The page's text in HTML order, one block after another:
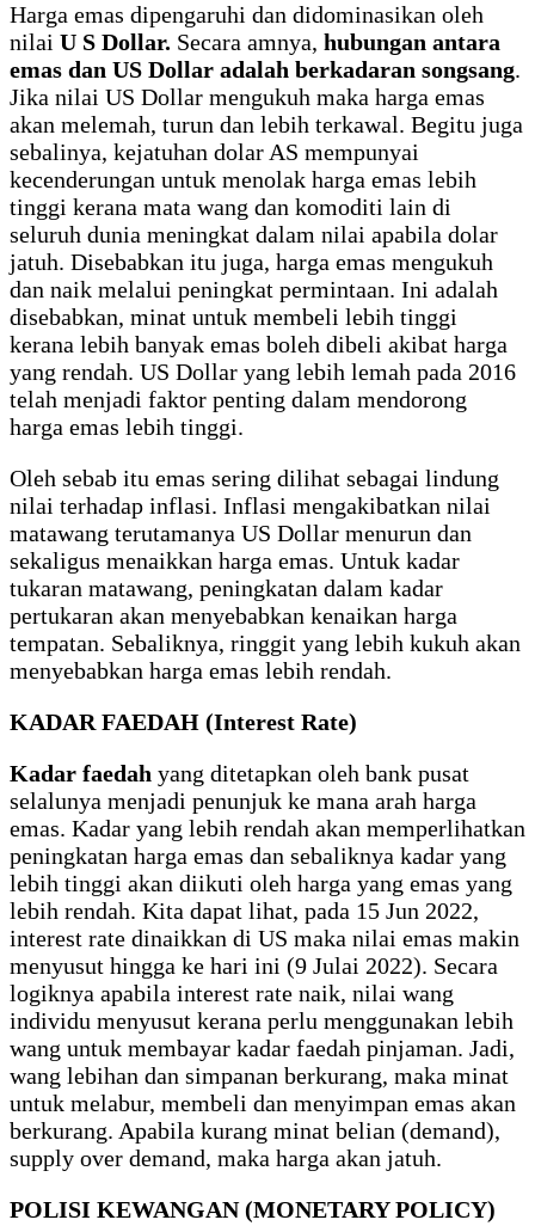
Harga emas dipengaruhi dan didominasikan oleh
nilai U S Dollar. Secara amnya, hubungan antara
emas dan US Dollar adalah berkadaran songsang.
Jika nilai US Dollar mengukuh maka harga emas
akan melemah, turun dan lebih terkawal. Begitu juga
sebalinya, kejatuhan dolar AS mempunyai
kecenderungan untuk menolak harga emas lebih
tinggi kerana mata wang dan komoditi lain di
seluruh dunia meningkat dalam nilai apabila dolar
jatuh. Disebabkan itu juga, harga emas mengukuh
dan naik melalui peningkat permintaan. Ini adalah
disebabkan, minat untuk membeli lebih tinggi
kerana lebih banyak emas boleh dibeli akibat harga
yang rendah. US Dollar yang lebih lemah pada 2016
telah menjadi faktor penting dalam mendorong
harga emas lebih tinggi.
Oleh sebab itu emas sering dilihat sebagai lindung
nilai terhadap inflasi. Inflasi mengakibatkan nilai
matawang terutamanya US Dollar menurun dan
sekaligus menaikkan harga emas. Untuk kadar
tukaran matawang, peningkatan dalam kadar
pertukaran akan menyebabkan kenaikan harga
tempatan. Sebaliknya, ringgit yang lebih kukuh akan
menyebabkan harga emas lebih rendah.
KADAR FAEDAH (Interest Rate)
Kadar faedah yang ditetapkan oleh bank pusat
selalunya menjadi penunjuk ke mana arah harga
emas. Kadar yang lebih rendah akan memperlihatkan
peningkatan harga emas dan sebaliknya kadar yang
lebih tinggi akan diikuti oleh harga yang emas yang
lebih rendah. Kita dapat lihat, pada 15 Jun 2022,
interest rate dinaikkan di US maka nilai emas makin
menyusut hingga ke hari ini (9 Julai 2022). Secara
logiknya apabila interest rate naik, nilai wang
individu menyusut kerana perlu menggunakan lebih
wang untuk membayar kadar faedah pinjaman. Jadi,
wang lebihan dan simpanan berkurang, maka minat
untuk melabur, membeli dan menyimpan emas akan
berkurang. Apabila kurang minat belian (demand),
supply over demand, maka harga akan jatuh.
POLISI KEWANGAN (MONETARY POLICY)